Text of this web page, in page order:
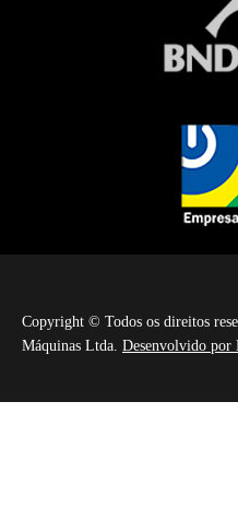
Copyright © Todos os direitos
Máquinas Ltda. Desenvolvido por